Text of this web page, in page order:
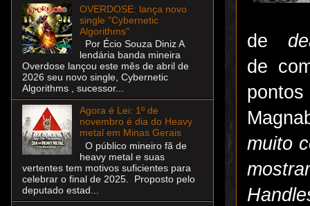
de
de
muito
OVERDOSE: lança novo
single "Cybernetic
Algorithms"
Por Écio Souza Diniz A
lendária banda mineira
Overdose lançou este mês de abril de
2026 seu novo single, Cybernetic
Algorithms , sucessor...
Agora é Lei: 1º de
novembro é dia do Heavy
metal em Minas Gerais
O público mineiro fã de
heavy metal e suas
vertentes tem motivos suficientes para
celebrar o final de 2025. Proposto pelo
deputado estad...